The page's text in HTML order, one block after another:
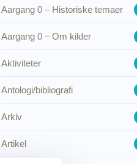
Aargang 0 – Historiske temaer
Aargang 0 – Om kilder
Aktiviteter
Antologi/bibliografi
Arkiv
Artikel